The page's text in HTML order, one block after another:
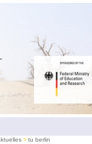
tu berlin